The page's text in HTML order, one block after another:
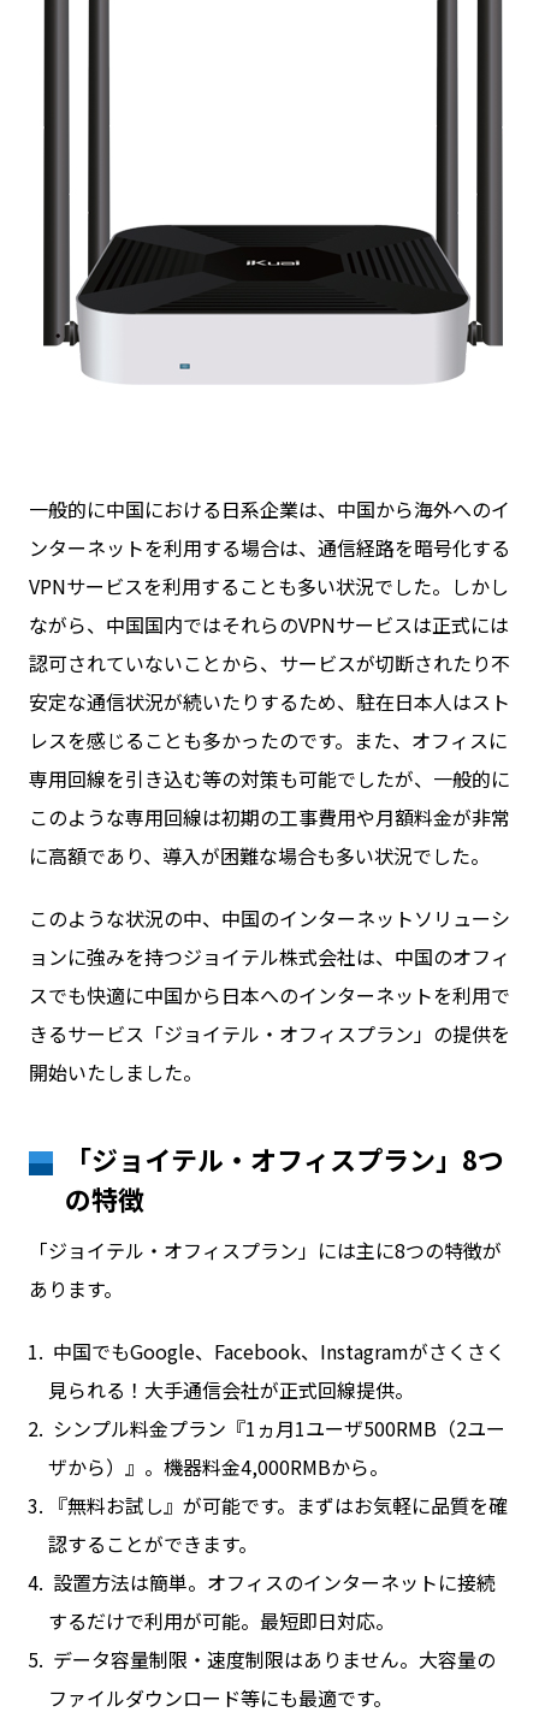
一般的に中国における日系企業は、中国から海外へのイ
ンターネットを利用する場合は、通信経路を暗号化する
VPNサービスを利用することも多い状況でした。しかし
ながら、中国国内ではそれらのVPNサービスは正式には
認可されていないことから、サービスが切断されたり不
安定な通信状況が続いたりするため、駐在日本人はスト
レスを感じることも多かったのです。また、オフィスに
専用回線を引き込む等の対策も可能でしたが、一般的に
このような専用回線は初期の工事費用や月額料金が非常
に高額であり、導入が困難な場合も多い状況でした。
このような状況の中、中国のインターネットソリューシ
ョンに強みを持つジョイテル株式会社は、中国のオフィ
スでも快適に中国から日本へのインターネットを利用で
きるサービス「ジョイテル・オフィスプラン」の提供を
開始いたしました。
「ジョイテル・オフィスプラン」8つ
の特徴
「ジョイテル・オフィスプラン」には主に8つの特徴が
あります。
中国でもGoogle、Facebook、Instagramがさくさく
見られる！大手通信会社が正式回線提供。
シンプル料金プラン『1ヵ月1ユーザ500RMB（2ユー
ザから）』。機器料金4,000RMBから。
『無料お試し』が可能です。まずはお気軽に品質を確
認することができます。
設置方法は簡単。オフィスのインターネットに接続
するだけで利用が可能。最短即日対応。
データ容量制限・速度制限はありません。大容量の
ファイルダウンロード等にも最適です。